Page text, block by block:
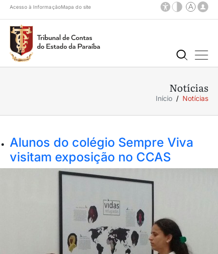
Acesso à InformaçãoMapa do site
Notícias
Início Notícias
Alunos do colégio Sempre Viva
visitam exposição no CCAS